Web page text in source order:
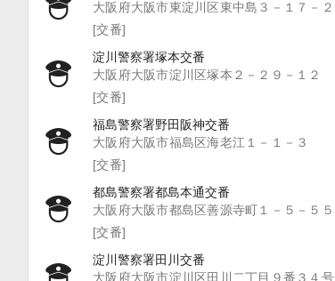
大阪府大阪市東淀川区東中島３－１７－２
[交番]
淀川警察署塚本交番
大阪府大阪市淀川区塚本２－２９－１２
[交番]
福島警察署野田阪神交番
大阪府大阪市福島区海老江１－１－３
[交番]
都島警察署都島本通交番
大阪府大阪市都島区善源寺町１－５－５５
[交番]
淀川警察署田川交番
大阪府大阪市淀川区田川二丁目９番３４号